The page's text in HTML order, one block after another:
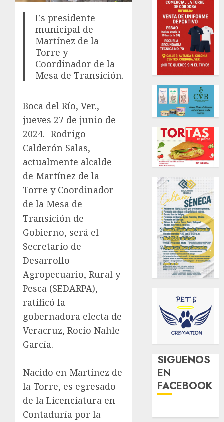
Es presidente
municipal de
Martínez de la
Torre y
Coordinador de la
Mesa de Transición.
Boca del Río, Ver.,
jueves 27 de junio de
2024.- Rodrigo
Calderón Salas,
actualmente alcalde
de Martínez de la
Torre y Coordinador
de la Mesa de
Transición de
Gobierno, será el
Secretario de
Desarrollo
Agropecuario, Rural y
Pesca (SEDARPA),
ratificó la
gobernadora electa de
Veracruz, Rocío Nahle
García.
Nacido en Martínez de
la Torre, es egresado
de la Licenciatura en
Contaduría por la
SIGUENOS
EN
FACEBOOK